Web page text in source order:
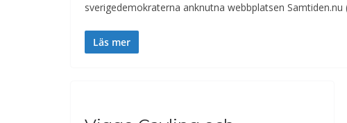
sverigedemokraterna anknutna webbplatsen Samtiden.nu
Läs mer